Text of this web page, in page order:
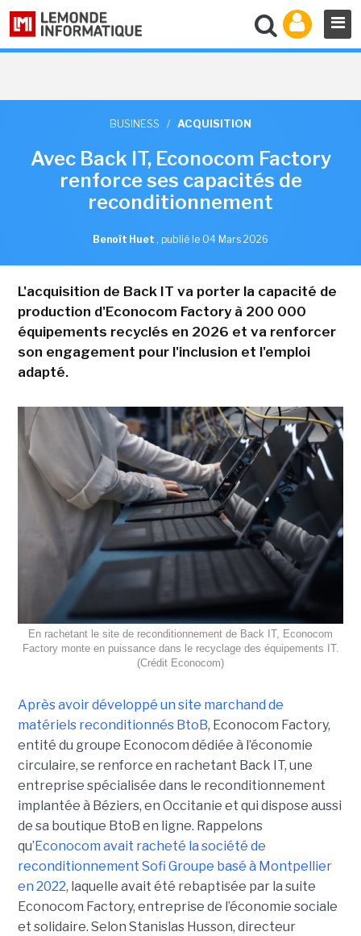
BUSINESS / ACQUISITION
Avec Back IT, Econocom Factory
renforce ses capacités de
reconditionnement
Benoît Huet , publié le 04 Mars 2026
L'acquisition de Back IT va porter la capacité de
production d'Econocom Factory à 200 000
équipements recyclés en 2026 et va renforcer
son engagement pour l'inclusion et l'emploi
adapté.
En rachetant le site de reconditionnement de Back IT, Econocom
Factory monte en puissance dans le recyclage des équipements IT.
(Crédit Econocom)
Après avoir développé un site marchand de
matériels reconditionnés BtoB, Econocom Factory,
entité du groupe Econocom dédiée à l’économie
circulaire, se renforce en rachetant Back IT, une
entreprise spécialisée dans le reconditionnement
implantée à Béziers, en Occitanie et qui dispose aussi
de sa boutique BtoB en ligne. Rappelons
qu’ Econocom avait racheté la société de
reconditionnement Sofi Groupe basé à Montpellier
en 2022, laquelle avait été rebaptisée par la suite
Econocom Factory, entreprise de l’économie sociale
et solidaire. Selon Stanislas Husson, directeur